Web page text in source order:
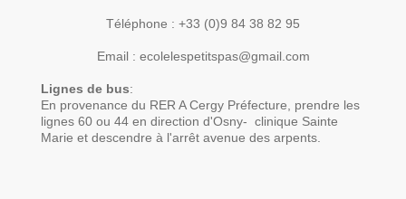
Téléphone : +33 (0)9 84 38 82 95
Email : ecolelespetitspas@gmail.com
Lignes de bus:
En provenance du RER A Cergy Préfecture, prendre les
lignes 60 ou 44 en direction d'Osny- clinique Sainte
Marie et descendre à l'arrêt avenue des arpents.